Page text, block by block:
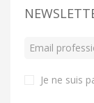
Je ne suis